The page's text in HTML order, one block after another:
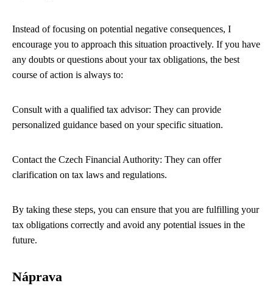
Instead of focusing on potential negative consequences, I
encourage you to approach this situation proactively. If you have
any doubts or questions about your tax obligations, the best
course of action is always to:
Consult with a qualified tax advisor: They can provide
personalized guidance based on your specific situation.
Contact the Czech Financial Authority: They can offer
clarification on tax laws and regulations.
By taking these steps, you can ensure that you are fulfilling your
tax obligations correctly and avoid any potential issues in the
future.
Náprava